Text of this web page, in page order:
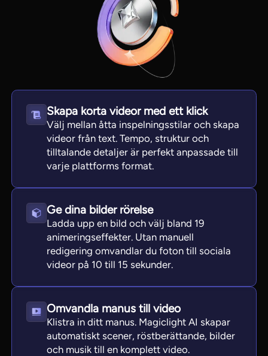
Skapa korta videor med ett klick
Välj mellan åtta inspelningsstilar och skapa
videor från text. Tempo, struktur och
tilltalande detaljer är perfekt anpassade till
varje plattforms format.
Ge dina bilder rörelse
Ladda upp en bild och välj bland 19
animeringseffekter. Utan manuell
redigering omvandlar du foton till sociala
videor på 10 till 15 sekunder.
Omvandla manus till video
Klistra in ditt manus. Magiclight AI skapar
automatiskt scener, röstberättande, bilder
och musik till en komplett video.